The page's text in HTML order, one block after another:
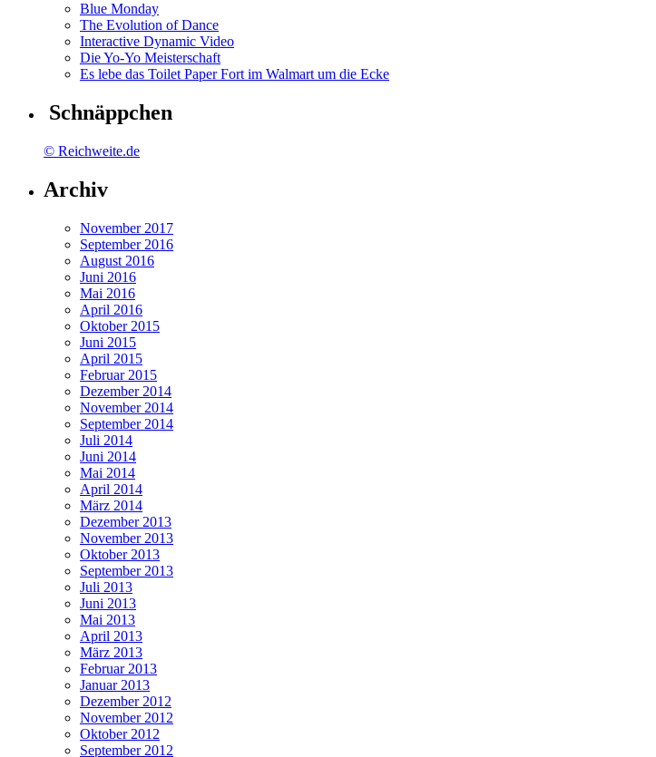
Blue Monday
The Evolution of Dance
Interactive Dynamic Video
Die Yo-Yo Meisterschaft
Es lebe das Toilet Paper Fort im Walmart um die Ecke
Schnäppchen
© Reichweite.de
Archiv
November 2017
September 2016
August 2016
Juni 2016
Mai 2016
April 2016
Oktober 2015
Juni 2015
April 2015
Februar 2015
Dezember 2014
November 2014
September 2014
Juli 2014
Juni 2014
Mai 2014
April 2014
März 2014
Dezember 2013
November 2013
Oktober 2013
September 2013
Juli 2013
Juni 2013
Mai 2013
April 2013
März 2013
Februar 2013
Januar 2013
Dezember 2012
November 2012
Oktober 2012
September 2012